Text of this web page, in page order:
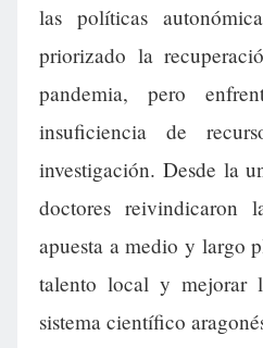
las políticas
priorizado la
pandemia, pero
insuficiencia de
investigación. Desde la
doctores reivindicaron
apuesta a medio y largo
talento local y mejorar
sistema científico